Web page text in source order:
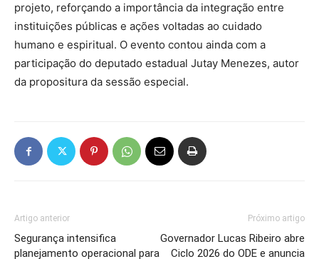
projeto, reforçando a importância da integração entre
instituições públicas e ações voltadas ao cuidado
humano e espiritual. O evento contou ainda com a
participação do deputado estadual Jutay Menezes, autor
da propositura da sessão especial.
Artigo anterior
Segurança intensifica
planejamento operacional para
Próximo artigo
Governador Lucas Ribeiro abre
Ciclo 2026 do ODE e anuncia